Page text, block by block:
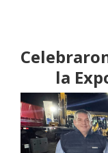
la